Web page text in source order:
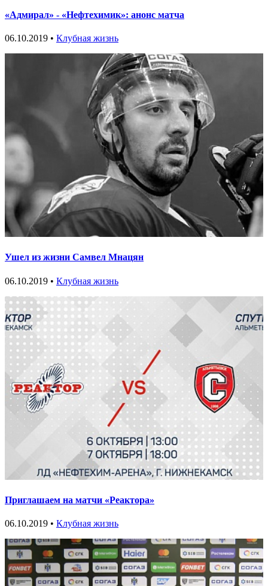
«Адмирал» - «Нефтехимик»: анонс матча
06.10.2019 • Клубная жизнь
Ушел из жизни Самвел Мнацян
06.10.2019 • Клубная жизнь
Приглашаем на матчи «Реактора»
06.10.2019 • Клубная жизнь